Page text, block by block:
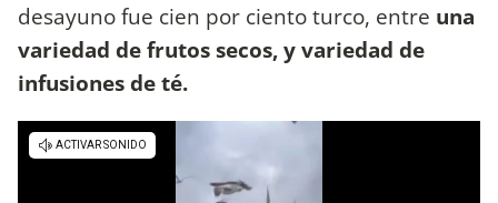
desayuno fue cien por ciento turco, entre una
variedad de frutos secos, y variedad de
infusiones de té.